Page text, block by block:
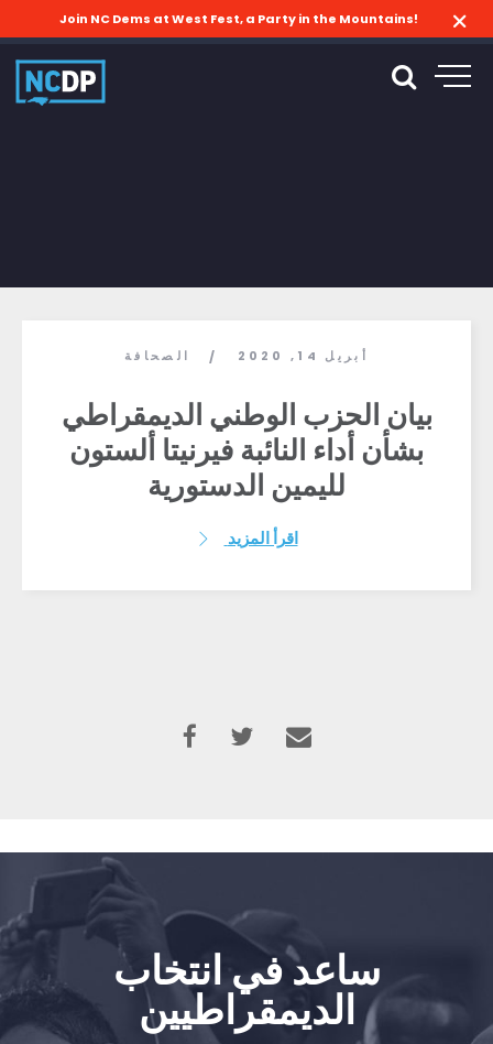
Join NC Dems at West Fest, a Party in the Mountains!
أبريل 14, 2020 / الصحافة
بيان الحزب الوطني الديمقراطي
بشأن أداء النائبة فيرنيتا ألستون
لليمين الدستورية
اقرأ المزيد
ساعد في انتخاب
الديمقراطيين